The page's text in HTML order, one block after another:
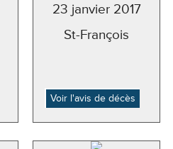
23 janvier 2017
St-François
Voir l'avis de décès